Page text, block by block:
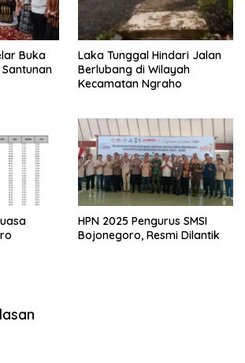
Buka
Laka Tunggal Hindari Jalan
Berlubang di Wilayah
Kecamatan Ngraho
HPN 2025 Pengurus SMSI
Bojonegoro, Resmi Dilantik